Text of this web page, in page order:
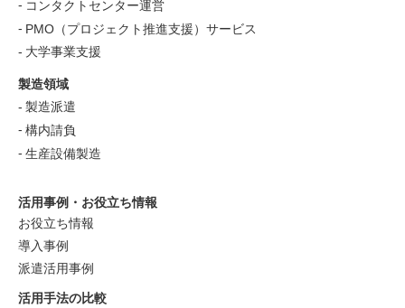
コンタクトセンター運営
PMO（プロジェクト推進支援）サービス
大学事業支援
製造領域
製造派遣
構内請負
生産設備製造
活用事例・お役立ち情報
お役立ち情報
導入事例
派遣活用事例
活用手法の比較